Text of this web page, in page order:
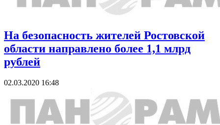
На безопасность жителей Ростовской
области направлено более 1,1 млрд
рублей
02.03.2020 16:48